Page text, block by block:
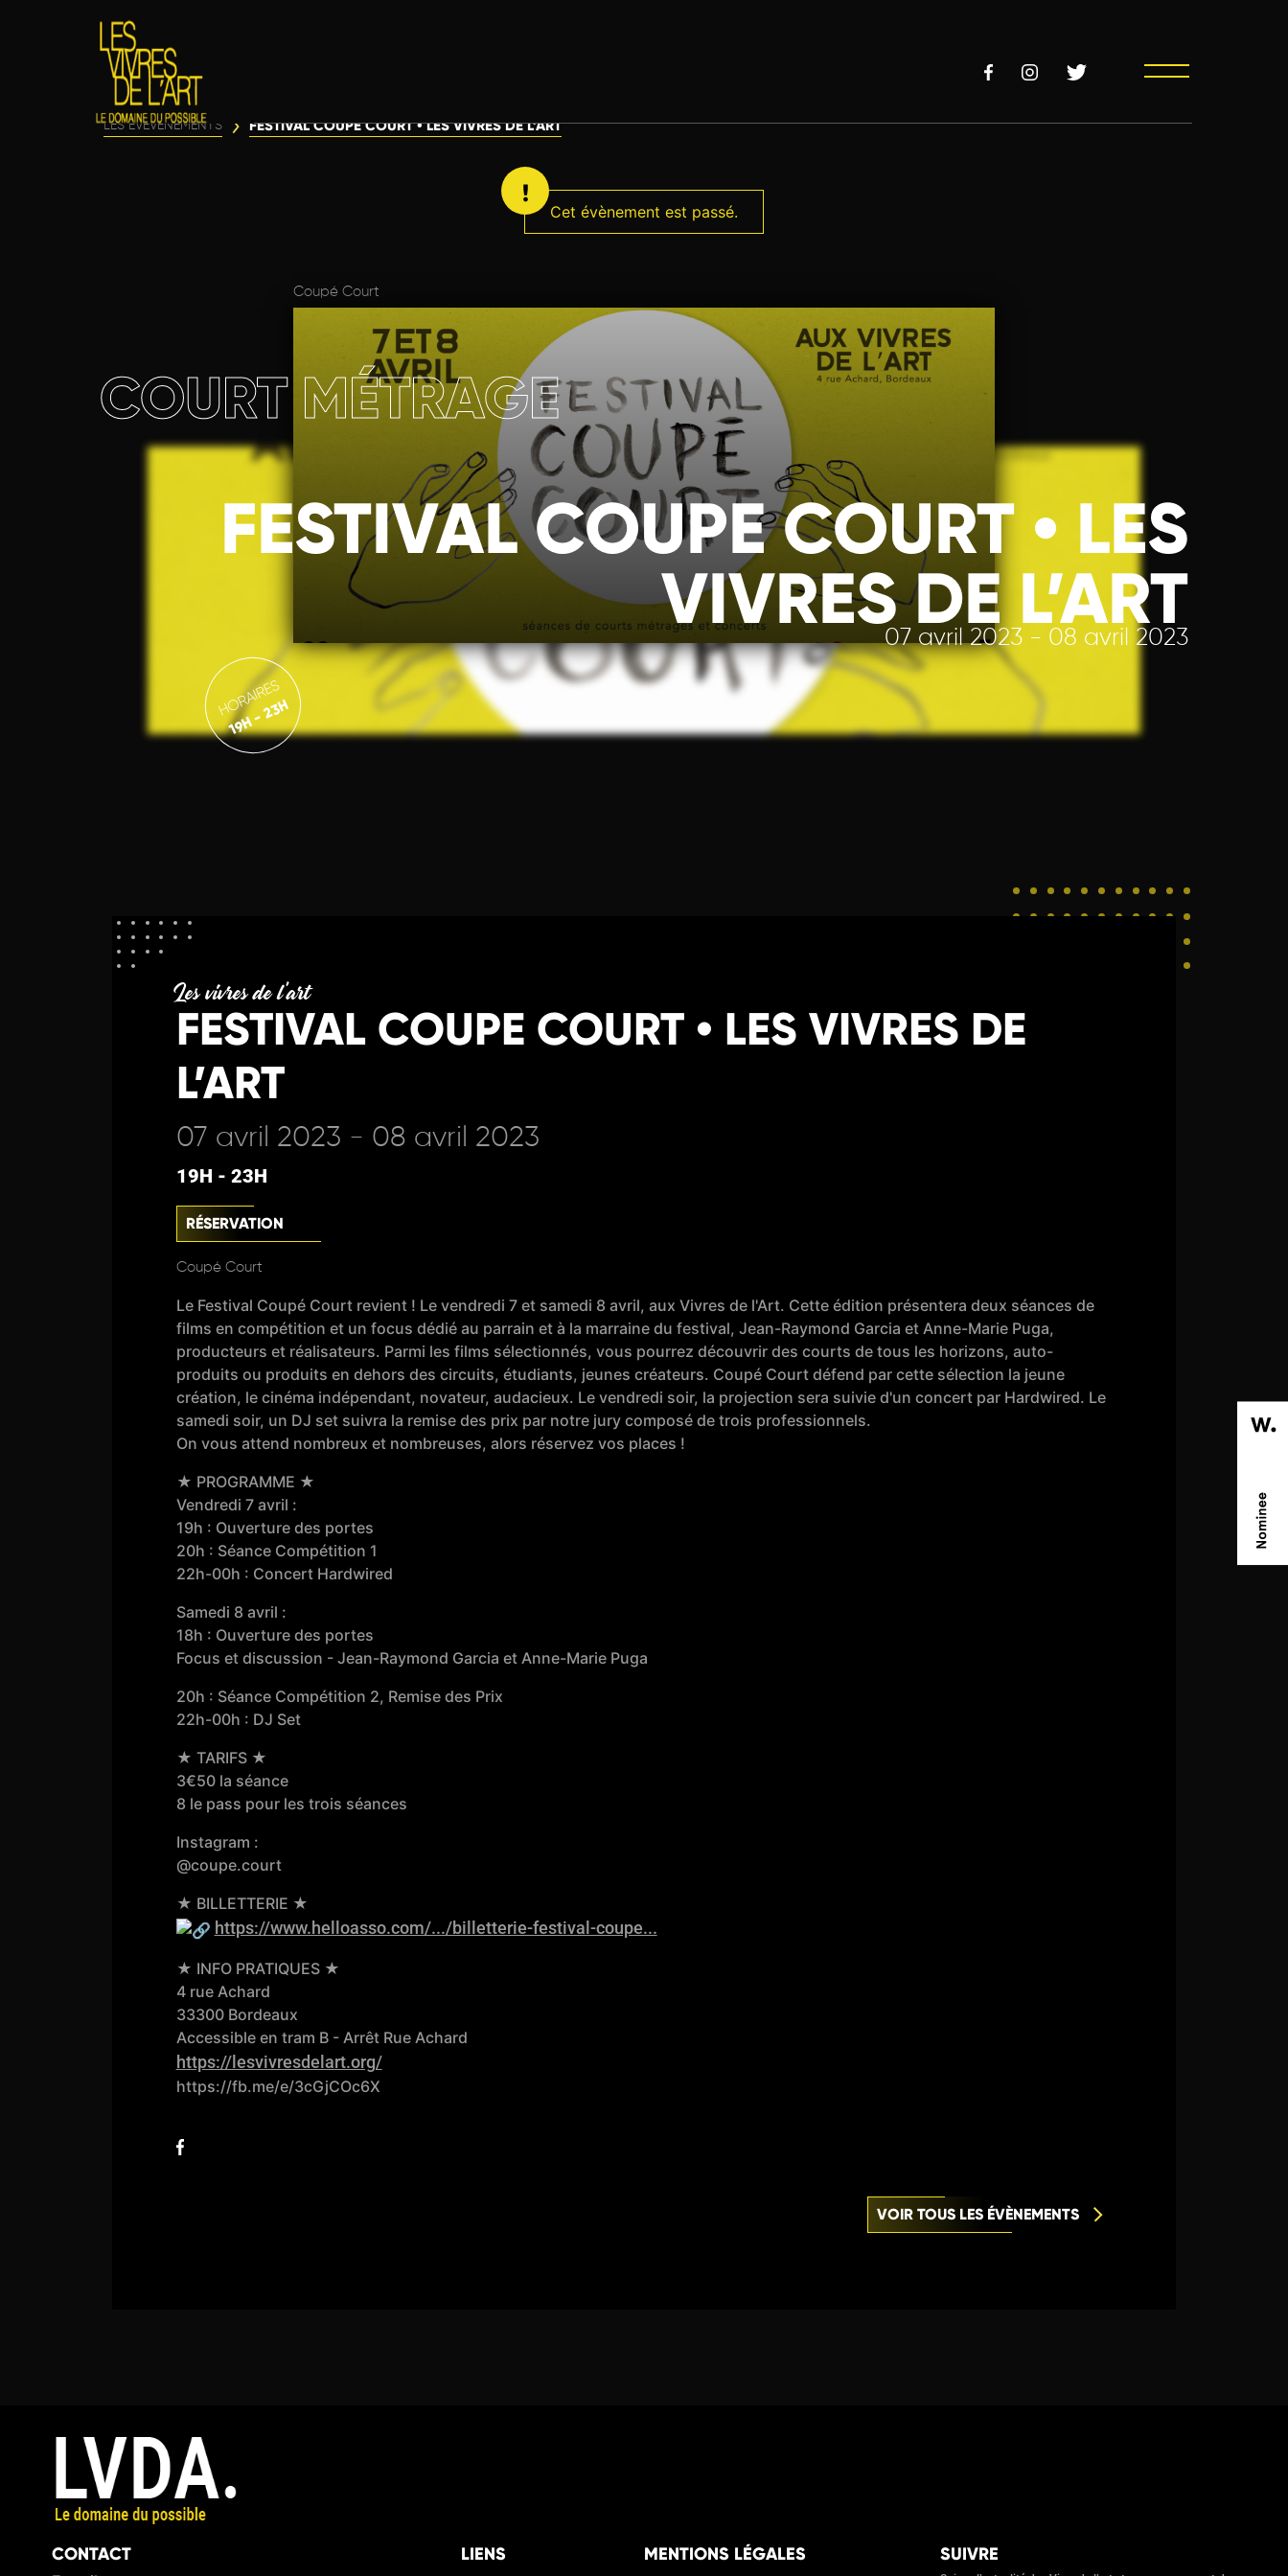
Cet évènement est passé.
LES ÉVÈVENEMENTS FESTIVAL COUPE COURT • LES VIVRES DE L’ART
Coupé Court
FESTIVAL COUPE COURT • LES
VIVRES DE L’ART
07 avril 2023 - 08 avril 2023
COURT MÉTRAGE
HORAIRES
19H - 23H
Les vivres de l'art
FESTIVAL COUPE COURT • LES VIVRES DE
L’ART
07 avril 2023 - 08 avril 2023
19H - 23H
RÉSERVATION
Coupé Court
Le Festival Coupé Court revient ! Le vendredi 7 et samedi 8 avril, aux Vivres de l'Art. Cette édition présentera deux séances de
films en compétition et un focus dédié au parrain et à la marraine du festival, Jean-Raymond Garcia et Anne-Marie Puga,
producteurs et réalisateurs. Parmi les films sélectionnés, vous pourrez découvrir des courts de tous les horizons, auto-
produits ou produits en dehors des circuits, étudiants, jeunes créateurs. Coupé Court défend par cette sélection la jeune
création, le cinéma indépendant, novateur, audacieux. Le vendredi soir, la projection sera suivie d'un concert par Hardwired. Le
samedi soir, un DJ set suivra la remise des prix par notre jury composé de trois professionnels.
On vous attend nombreux et nombreuses, alors réservez vos places !
★ PROGRAMME ★
Vendredi 7 avril :
19h : Ouverture des portes
20h : Séance Compétition 1
22h-00h : Concert Hardwired
Samedi 8 avril :
18h : Ouverture des portes
Focus et discussion - Jean-Raymond Garcia et Anne-Marie Puga
20h : Séance Compétition 2, Remise des Prix
22h-00h : DJ Set
★ TARIFS ★
3€50 la séance
8 le pass pour les trois séances
Instagram :
@coupe.court
★ BILLETTERIE ★
https://www.helloasso.com/.../billetterie-festival-coupe...
★ INFO PRATIQUES ★
4 rue Achard
33300 Bordeaux
Accessible en tram B - Arrêt Rue Achard
https://lesvivresdelart.org/
https://fb.me/e/3cGjCOc6X
VOIR TOUS LES ÉVÈNEMENTS
CONTACT LIENS MENTIONS LÉGALES SUIVRE